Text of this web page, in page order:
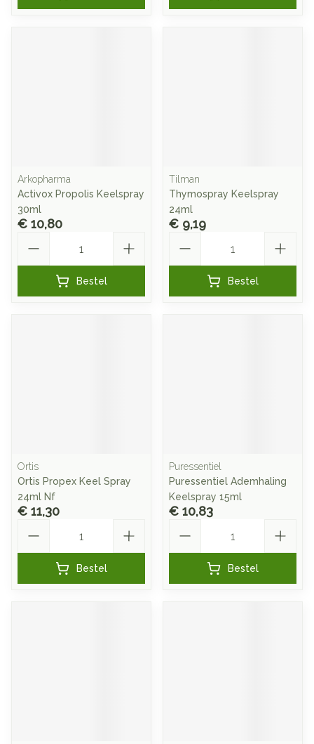
Arkopharma
Activox Propolis Keelspray
30ml
€ 10,80
Bestel
Tilman
Thymospray Keelspray
24ml
€ 9,19
Bestel
Ortis
Ortis Propex Keel Spray
24ml Nf
€ 11,30
Bestel
Puressentiel
Puressentiel Ademhaling
Keelspray 15ml
€ 10,83
Bestel